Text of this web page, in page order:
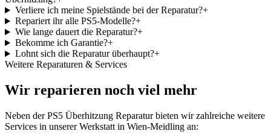
Verliere ich meine Spielstände bei der Reparatur?+
Repariert ihr alle PS5-Modelle?+
Wie lange dauert die Reparatur?+
Bekomme ich Garantie?+
Lohnt sich die Reparatur überhaupt?+
Weitere Reparaturen & Services
Wir reparieren noch viel mehr
Neben der PS5 Überhitzung Reparatur bieten wir zahlreiche weitere
Services in unserer Werkstatt in Wien-Meidling an: